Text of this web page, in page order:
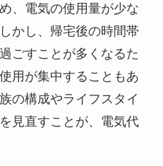
、電気の使用量が少な
かし、帰宅後の時間帯
ごすことが多くなるた
用が集中することもあ
の構成やライフスタイ
見直すことが、電気代